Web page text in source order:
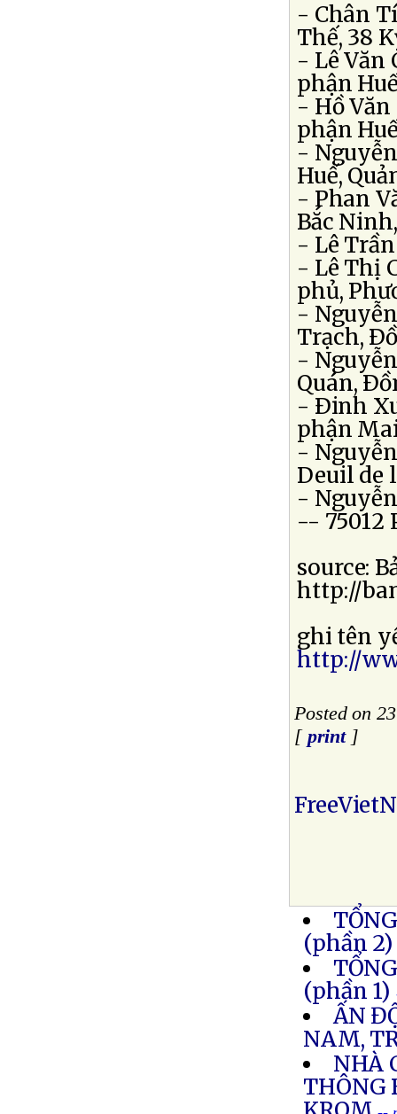
- Chân
Thế, 38
- Lê Văn
phận
- Hồ
phận
-
Huế,
- Phan
Bắc
- Lê
- Lê Thị
phủ,
-
Trạch,
-
Quán,
- Ðinh
phận
-
Deuil de
-
-- 75012
source:
http://
ghi tên
http://
Posted on
[ print]
(phần 2)
(phần 1)
ẤN
NAM,
NHÀ
THÔNG